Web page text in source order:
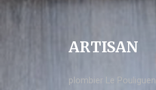
ARTISAN
plombier Le Pouliguen